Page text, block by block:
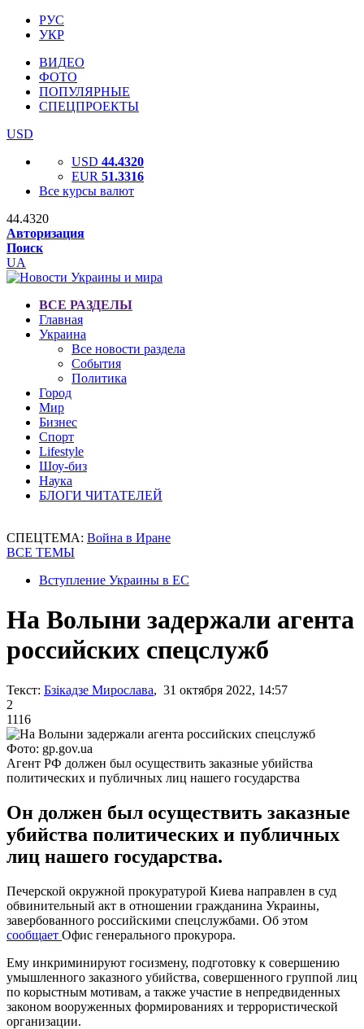
РУС
УКР
ВИДЕО
ФОТО
ПОПУЛЯРНЫЕ
СПЕЦПРОЕКТЫ
USD
USD 44.4320
EUR 51.3316
Все курсы валют
44.4320
Авторизация
Поиск
UA
ВСЕ РАЗДЕЛЫ
Главная
Украина
Все новости раздела
События
Политика
Город
Мир
Бизнес
Спорт
Lifestyle
Шоу-биз
Наука
БЛОГИ ЧИТАТЕЛЕЙ
СПЕЦТЕМА: Война в Иране
ВСЕ ТЕМЫ
Вступление Украины в ЕС
На Волыни задержали агента
российских спецслужб
Текст: Бзікадзе Мирослава, 31 октября 2022, 14:57
2
1116
Фото: gp.gov.ua
Агент РФ должен был осуществить заказные убийства
политических и публичных лиц нашего государства
Он должен был осуществить заказные
убийства политических и публичных
лиц нашего государства.
Печерской окружной прокуратурой Киева направлен в суд
обвинительный акт в отношении гражданина Украины,
завербованного российскими спецслужбами. Об этом
сообщает Офис генерального прокурора.
Ему инкриминируют госизмену, подготовку к совершению
умышленного заказного убийства, совершенного группой лиц
по корыстным мотивам, а также участие в непредвиденных
законом вооруженных формированиях и террористической
организации.